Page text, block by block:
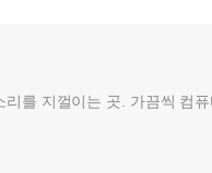
를 지껄이는 곳. 가끔씩 컴